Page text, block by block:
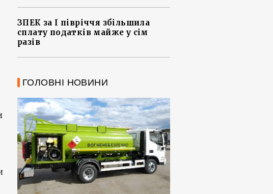
ЗПЕК за І півріччя збільшила
сплату податків майже у сім
разів
ГОЛОВНІ НОВИНИ